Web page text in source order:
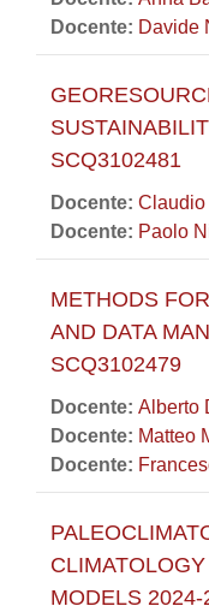
Docente: Davide
SCQ3102481
Docente: Claudio
Docente: Paolo
METHODS
AND DATA
SCQ3102479
Docente: Alberto
Docente: Matteo
Docente:
MODELS